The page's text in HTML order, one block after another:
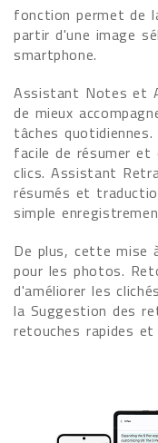
fonction permet de
partir d'une image
smartphone.
Assistant Notes et
de mieux
tâches
facile de résumer et
clics. Assistant
résumés et
simple
De plus, cette mise
pour les photos.
d'améliorer les
la Suggestion des
retouches rapides